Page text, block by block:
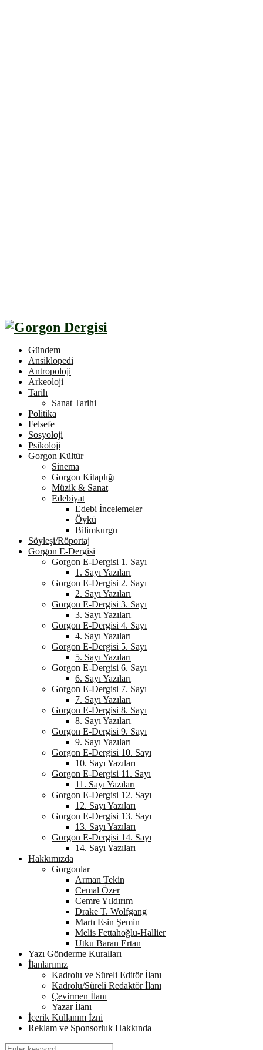
Gündem
Ansiklopedi
Antropoloji
Arkeoloji
Tarih
Sanat Tarihi
Politika
Felsefe
Sosyoloji
Psikoloji
Gorgon Kültür
Sinema
Gorgon Kitaplığı
Müzik & Sanat
Edebiyat
Edebi İncelemeler
Öykü
Bilimkurgu
Söyleşi/Röportaj
Gorgon E-Dergisi
Gorgon E-Dergisi 1. Sayı
1. Sayı Yazıları
Gorgon E-Dergisi 2. Sayı
2. Sayı Yazıları
Gorgon E-Dergisi 3. Sayı
3. Sayı Yazıları
Gorgon E-Dergisi 4. Sayı
4. Sayı Yazıları
Gorgon E-Dergisi 5. Sayı
5. Sayı Yazıları
Gorgon E-Dergisi 6. Sayı
6. Sayı Yazıları
Gorgon E-Dergisi 7. Sayı
7. Sayı Yazıları
Gorgon E-Dergisi 8. Sayı
8. Sayı Yazıları
Gorgon E-Dergisi 9. Sayı
9. Sayı Yazıları
Gorgon E-Dergisi 10. Sayı
10. Sayı Yazıları
Gorgon E-Dergisi 11. Sayı
11. Sayı Yazıları
Gorgon E-Dergisi 12. Sayı
12. Sayı Yazıları
Gorgon E-Dergisi 13. Sayı
13. Sayı Yazıları
Gorgon E-Dergisi 14. Sayı
14. Sayı Yazıları
Hakkımızda
Gorgonlar
Arman Tekin
Cemal Özer
Cemre Yıldırım
Drake T. Wolfgang
Martı Esin Şemin
Melis Fettahoğlu-Hallier
Utku Baran Ertan
Yazı Gönderme Kuralları
İlanlarımız
Kadrolu ve Süreli Editör İlanı
Kadrolu/Süreli Redaktör İlanı
Çevirmen İlanı
Yazar İlanı
İçerik Kullanım İzni
Reklam ve Sponsorluk Hakkında
Search